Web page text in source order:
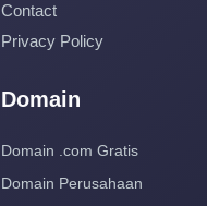
Contact
Privacy Policy
Domain
Domain .com Gratis
Domain Perusahaan